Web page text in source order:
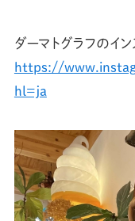
ダーマトグラフのイ
https://
hl=ja